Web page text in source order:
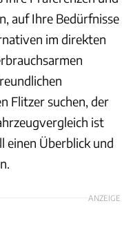
auf Ihre Bedürfnisse
im direkten
Flitzer suchen, der
ist
einen Überblick und
ANZEIGE